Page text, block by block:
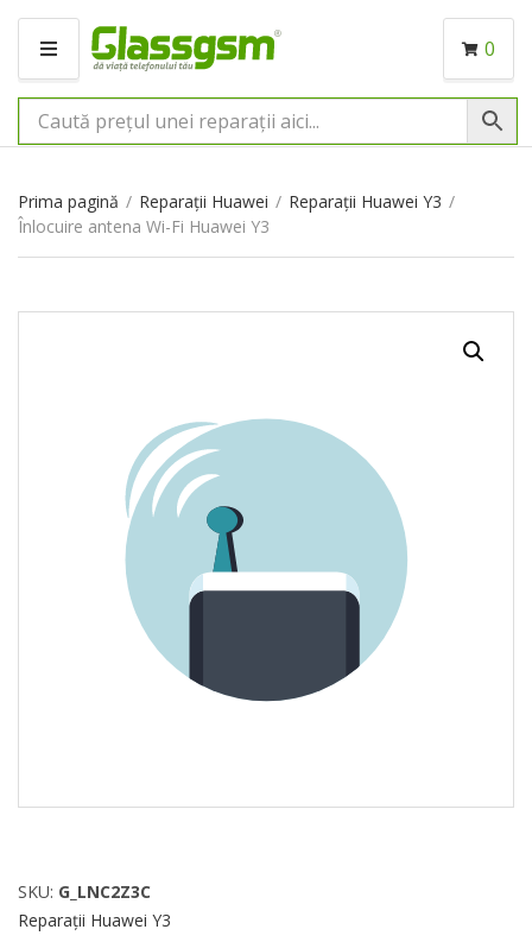
M
N
I
0
Prima pagină / Reparații Huawei / Reparații Huawei Y3 /
Înlocuire antena Wi-Fi Huawei Y3
SKU: G_LNC2Z3C
Reparații Huawei Y3